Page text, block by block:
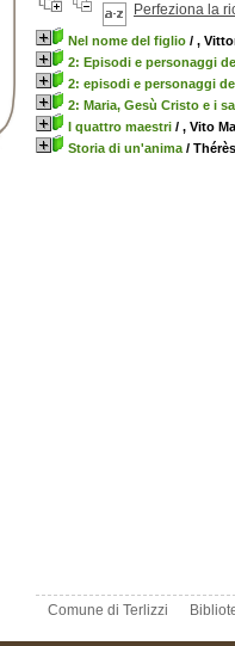
Perfeziona la
Nel nome del figlio / ,
2: Episodi e personaggi
2: episodi e personaggi
2: Maria, Gesù Cristo e i
I quattro maestri / , Vito
Storia di un'anima /
Comune di Terlizzi